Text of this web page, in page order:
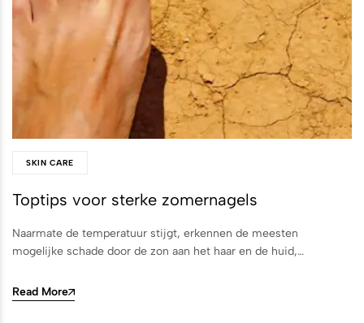
SKIN CARE
Toptips voor sterke zomernagels
Naarmate de temperatuur stijgt, erkennen de meesten
mogelijke schade door de zon aan het haar en de huid,…
Read More